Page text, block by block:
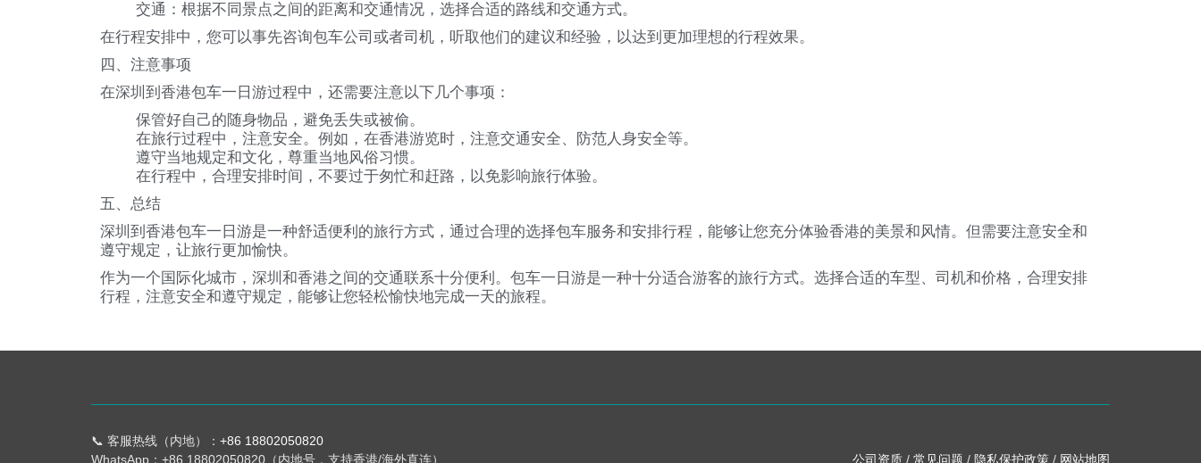
交通：根据不同景点之间的距离和交通情况，选择合适的路线和交通方式。
在行程安排中，您可以事先咨询包车公司或者司机，听取他们的建议和经验，以达到更加理想的行程效果。
四、注意事项
在深圳到香港包车一日游过程中，还需要注意以下几个事项：
保管好自己的随身物品，避免丢失或被偷。
在旅行过程中，注意安全。例如，在香港游览时，注意交通安全、防范人身安全等。
遵守当地规定和文化，尊重当地风俗习惯。
在行程中，合理安排时间，不要过于匆忙和赶路，以免影响旅行体验。
五、总结
深圳到香港包车一日游是一种舒适便利的旅行方式，通过合理的选择包车服务和安排行程，能够让您充分体验香港的美景和风情。但需要注意安全和
遵守规定，让旅行更加愉快。
作为一个国际化城市，深圳和香港之间的交通联系十分便利。包车一日游是一种十分适合游客的旅行方式。选择合适的车型、司机和价格，合理安排
行程，注意安全和遵守规定，能够让您轻松愉快地完成一天的旅程。
📞 客服热线（内地）： +86 18802050820
WhatsApp：+86 18802050820（内地号，支持香港/海外直连）
公司资质 / 常见问题 / 隐私保护政策 / 网站地图